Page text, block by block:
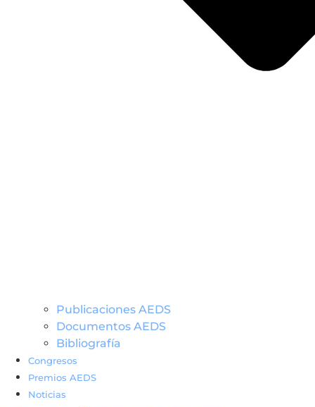
Publicaciones AEDS
Documentos AEDS
Bibliografía
Congresos
Premios AEDS
Noticias